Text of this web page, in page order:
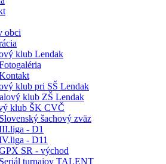
obci
klub Lendak
klub pri SŠ Lendak
klub ZŠ Lendak
klub ŠK CVČ
Slovenský šachový zväz
- D1
- D11
SR - východ
Seriál turnajov TALENT